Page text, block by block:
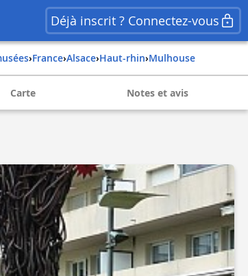
Déjà inscrit ? Connectez-vous
› france› alsace› haut-rhin› mulhouse
Carte Notes et avis